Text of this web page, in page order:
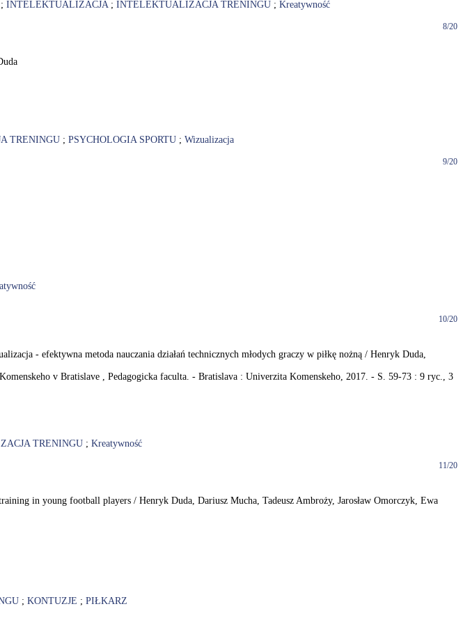
; INTELEKTUALIZACJA; INTELEKTUALIZACJA TRENINGU ; Kreatywność
8/20
TRENINGU ; PSYCHOLOGIA SPORTU ; Wizualizacja
9/20
10/20
- efektywna metoda nauczania działań technicznych młodych graczy w piłkę nożną / Henryk Duda,
v Bratislave , Pedagogicka faculta. - Bratislava : Univerzita Komenskeho, 2017. - S. 59-73 : 9 ryc., 3
TRENINGU ; Kreatywność
11/20
in young football players / Henryk Duda, Dariusz Mucha, Tadeusz Ambroży, Jarosław Omorczyk, Ewa
; KONTUZJE ; PIŁKARZ